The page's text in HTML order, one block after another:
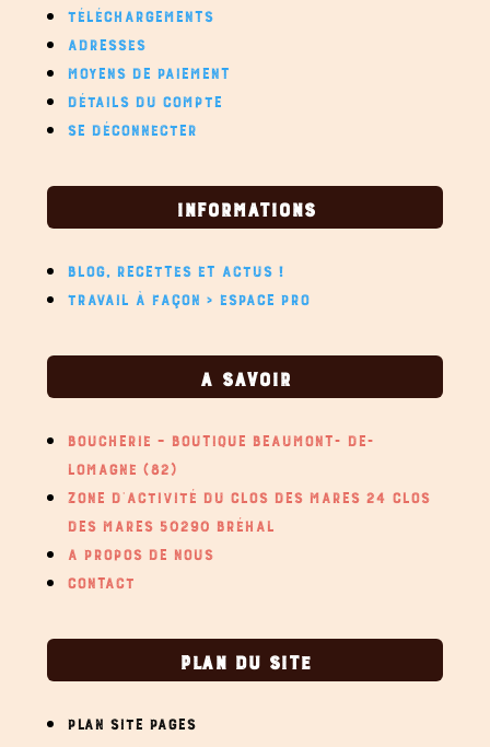
TÉLÉCHARGEMENTS
ADRESSES
MOYENS DE PAIEMENT
DÉTAILS DU COMPTE
SE DÉCONNECTER
INFORMATIONS
BLOG, RECETTES ET ACTUS !
TRAVAIL À FAÇON > ESPACE PRO
A SAVOIR
BOUCHERIE – BOUTIQUE BEAUMONT- DE-
LOMAGNE (82)
ZONE D’ACTIVITÉ DU CLOS DES MARES 24 CLOS
DES MARES 50290 BRÉHAL
A PROPOS DE NOUS
CONTACT
PLAN DU SITE
PLAN SITE PAGES